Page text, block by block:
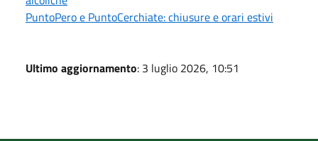
PuntoPero e PuntoCerchiate: chiusure e orari estivi
Ultimo aggiornamento: 3 luglio 2026, 10:51